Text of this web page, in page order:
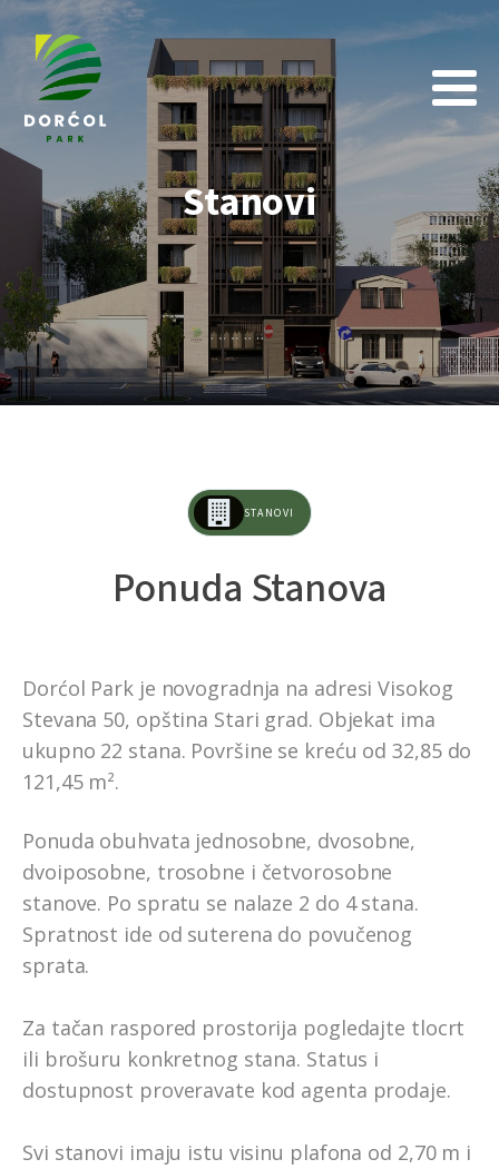
Stanovi
STANOVI
Ponuda Stanova
Dorćol Park je novogradnja na adresi Visokog
Stevana 50, opština Stari grad. Objekat ima
ukupno 22 stana. Površine se kreću od 32,85 do
121,45 m².
Ponuda obuhvata jednosobne, dvosobne,
dvoiposobne, trosobne i četvorosobne
stanove. Po spratu se nalaze 2 do 4 stana.
Spratnost ide od suterena do povučenog
sprata.
Za tačan raspored prostorija pogledajte tlocrt
ili brošuru konkretnog stana. Status i
dostupnost proveravate kod agenta prodaje.
Svi stanovi imaju istu visinu plafona od 2,70 m i